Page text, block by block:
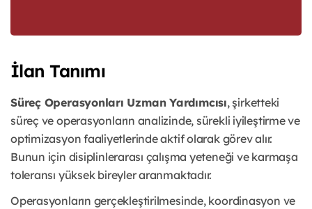
İlan Tanımı
Süreç Operasyonları Uzman Yardımcısı, şirketteki
süreç ve operasyonların analizinde, sürekli iyileştirme ve
optimizasyon faaliyetlerinde aktif olarak görev alır.
Bunun için disiplinlerarası çalışma yeteneği ve karmaşa
toleransı yüksek bireyler aranmaktadır.
Operasyonların gerçekleştirilmesinde, koordinasyon ve